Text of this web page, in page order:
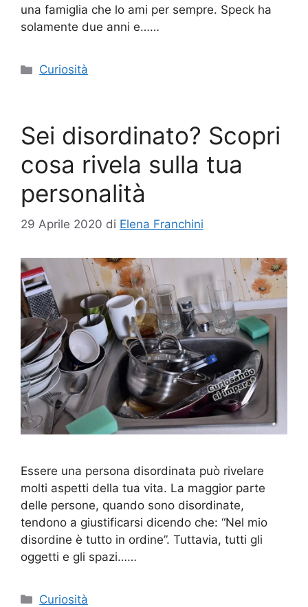
una famiglia che lo ami per sempre. Speck ha
solamente due anni e……
Categorie
Curiosità
Sei disordinato? Scopri
cosa rivela sulla tua
personalità
29 Aprile 2020 di Elena Franchini
Essere una persona disordinata può rivelare
molti aspetti della tua vita. La maggior parte
delle persone, quando sono disordinate,
tendono a giustificarsi dicendo che: “Nel mio
disordine è tutto in ordine”. Tuttavia, tutti gli
oggetti e gli spazi……
Categorie
Curiosità